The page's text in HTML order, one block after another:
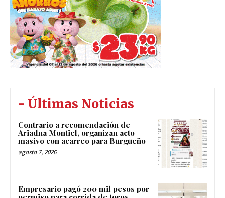
- Últimas Noticias
Contrario a recomendación de
Ariadna Montiel, organizan acto
masivo con acarreo para Burgueño
agosto 7, 2026
Empresario pagó 200 mil pesos por